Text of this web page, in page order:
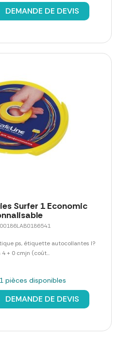
DEMANDE DE DEVIS
Surfer 1 Economic
ps, étiquette autocollantes l?
4 + 0 cmjn (coût...
pièces disponibles
DEMANDE DE DEVIS